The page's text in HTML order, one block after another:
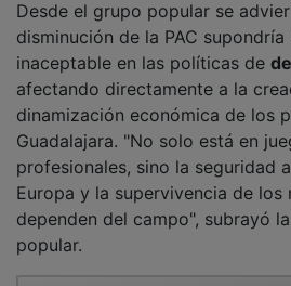
disminución de la PAC
inaceptable en las políticas de
afectando directamente a la
dinamización económica de los
Guadalajara. "No solo está en
profesionales, sino la seguridad
Europa y la supervivencia de los
dependen del campo", subrayó
popular.